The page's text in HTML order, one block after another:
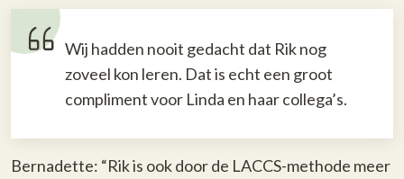
Wij hadden nooit gedacht dat Rik nog
zoveel kon leren. Dat is echt een groot
compliment voor Linda en haar collega’s.
Bernadette: “Rik is ook door de LACCS-methode meer